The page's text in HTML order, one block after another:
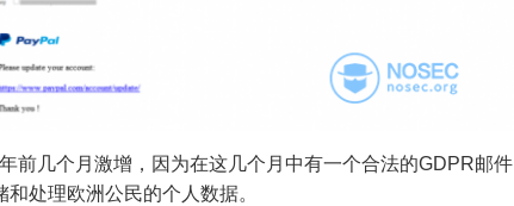
前几个月激增 ，因为在这几个月中有一个合法的GDPR邮件
处理欧洲公民的个人数据。